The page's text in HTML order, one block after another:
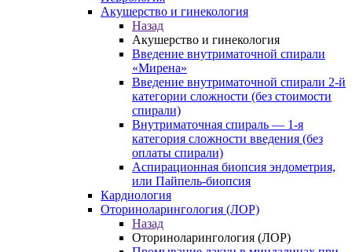
Акушерство и гинекология
Назад
Акушерство и гинекология
Введение внутриматочной спирали
«Мирена»
Введение внутриматочной спирали 2-й
категории сложности (без стоимости
спирали)
Внутриматочная спираль — 1-я
категория сложности введения (без
оплаты спирали)
Аспирационная биопсия эндометрия,
или Пайпель-биопсия
Кардиология
Оториноларингология (ЛОР)
Назад
Оториноларингология (ЛОР)